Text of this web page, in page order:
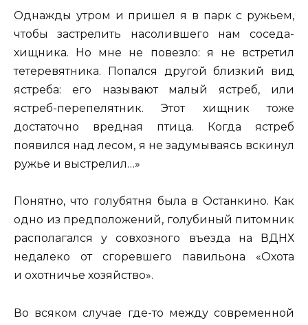
Однажды утром и пришел я в парк с ружьем,
чтобы застрелить насолившего нам соседа-
хищника. Но мне не повезло: я не встретил
тетеревятника. Попался другой близкий вид
ястреба: его называют малый ястреб, или
ястреб-перепелятник. Этот хищник тоже
достаточно вредная птица. Когда ястреб
появился над лесом, я не задумываясь вскинул
ружье и выстрелил…»
Понятно, что голубятня была в Останкино. Как
одно из предположений, голубиный питомник
располагался у совхозного въезда на ВДНХ
недалеко от сгоревшего павильона «Охота
и охотничье хозяйство».
Во всяком случае где-то между современной